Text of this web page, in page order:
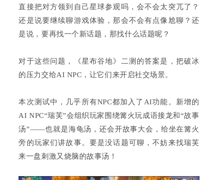
直接把对方领到自己星球参观吗，会不会太突兀了？
还是说要继续聊游戏体验，那会不会有点像尬聊？还
是说，要再找一个新话题，那找什么话题呢？
对于这些问题，《星布谷地》二测 的答案是，把破冰
的压力交给AI NPC，让它们来开启社交场景。
本次测试中，几乎所有NPC都加入了AI功能。新增的
AI NPC“瑞芙”会组织玩家围绕篝火玩成语接龙和“故事
汤”——也就是海龟汤，还会开故事大会，给坐在篝火
旁的玩家们讲故事。要是没话题可聊，不妨来找瑞芙
来一盘刺激又烧脑的故事汤！